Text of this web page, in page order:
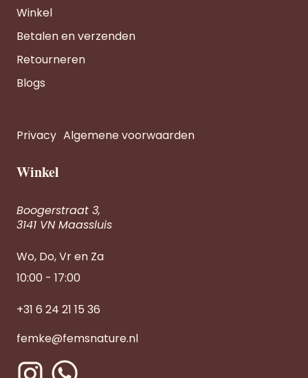
Winkel
Betalen en verzenden
Retourneren
Blogs
Privacy Algemene voorwaarden
Winkel
Boogerstraat 3,
3141 VN Maassluis
Wo, Do, Vr en Za
10:00 - 17:00
+31 6 24 21 15 36
femke@femsnature.nl